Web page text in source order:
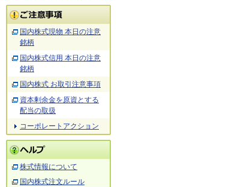
国内株式現物 本日の注意
銘柄
国内株式信用 本日の注意
銘柄
国内株式 お取引注意事項
資本剰余金を原資とする
配当の取扱
コーポレートアクション
株式情報について
国内株式注文ルール